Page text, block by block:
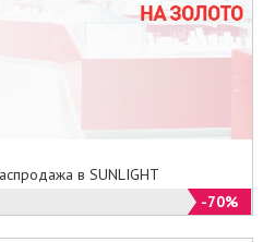
в SUNLIGHT
-70%